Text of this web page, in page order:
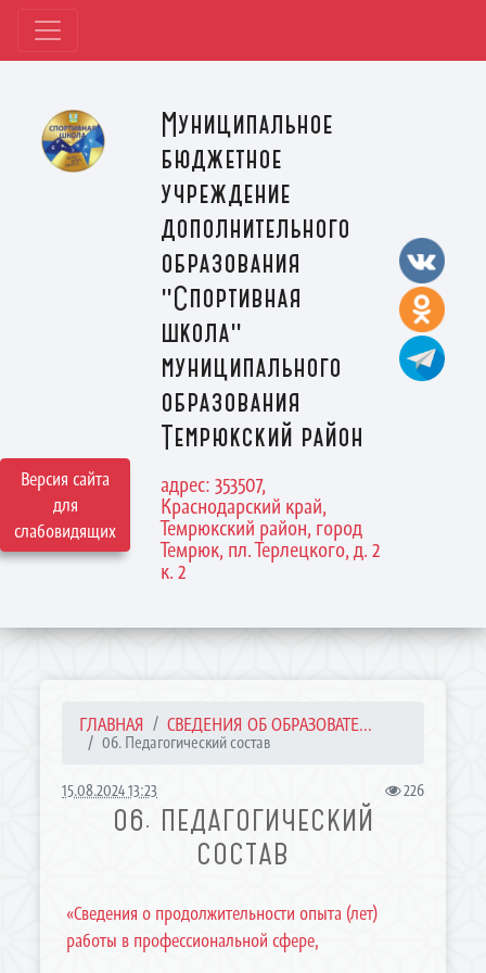
Версия сайта
для
слабовидящих
Муниципальное
бюджетное
учреждение
дополнительного
образования
"Спортивная
школа"
муниципального
образования
Темрюкский район
адрес: 353507,
Краснодарский край,
Темрюкский район, город
Темрюк, пл. Терлецкого, д. 2
к. 2
ГЛАВНАЯ СВЕДЕНИЯ ОБ ОБРАЗОВАТЕ...
06. Педагогический состав
15.08.2024 13:23 226
06. ПЕДАГОГИЧЕСКИЙ
СОСТАВ
«Сведения о продолжительности опыта (лет)
работы в профессиональной сфере,